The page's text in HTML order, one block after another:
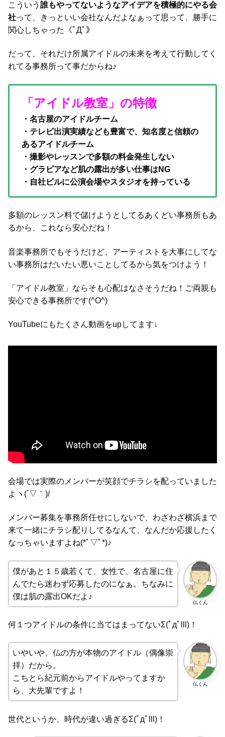
こういう 誰もやってないようなアイデアを積極的にやる会
社って、きっといい会社なんだよなぁって思って、勝手に
関心しちゃった《ﾟДﾟ》
だって、それだけ所属アイドルの未来を考えて行動してく
れてる事務所って事だからね♪
「アイドル教室」の特徴
・名古屋のアイドルチーム
・テレビ出演実績なども豊富で、知名度と信頼の
あるアイドルチーム
・撮影やレッスンで多額の料金発生しない
・グラビアなど肌の露出が多い仕事はNG
・自社ビルに公演会場やスタジオを持っている
多額のレッスン料で儲けようとしてるあくどい事務所もあ
るから、これなら安心だね！
音楽事務所でもそうだけど、アーティストを大事にしてな
い事務所はだいたい悪いことしてるから気をつけよう！
「アイドル教室」ならそも心配はなさそうだね！ご両親も
安心できる事務所です(^O^)
YouTubeにもたくさん動画をupしてます↓
会場では実際のメンバーが笑顔でチラシを配っていました
よヽ(´▽｀)/
メンバー募集を事務所任せにしないで、わざわざ横浜まで
来て一緒にチラシ配りしてるなんて、なんだか応援したく
なっちゃいますよね(*ﾟ▽ﾟ*)♪
仏くん
僕があと１５歳若くて、女性で、名古屋に住
んでたら迷わず応募したのになぁ。ちなみに
僕は肌の露出OKだよ♪
何１つアイドルの条件に当てはまってないΣ(ﾟдﾟlll)！
仏くん
いやいや、仏の方が本物のアイドル（偶像崇
拝）だから。
こちとら紀元前からアイドルやってますか
ら、大先輩ですよ！
世代というか、時代が違い過ぎるΣ(ﾟдﾟlll)！